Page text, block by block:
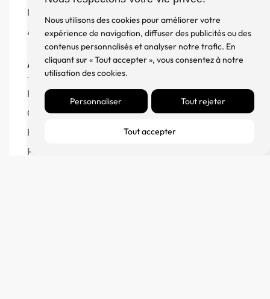
Nous utilisons des cookies pour améliorer votre
expérience de navigation, diffuser des publicités ou des
contenus personnalisés et analyser notre trafic. En
cliquant sur « Tout accepter », vous consentez à notre
utilisation des cookies.
Personnaliser Tout rejeter
Tout accepter
Meuble, Rack et Support
Accessoires
Aide
FAQ
CGV
Remboursement et échanges
Politique de confidentialité